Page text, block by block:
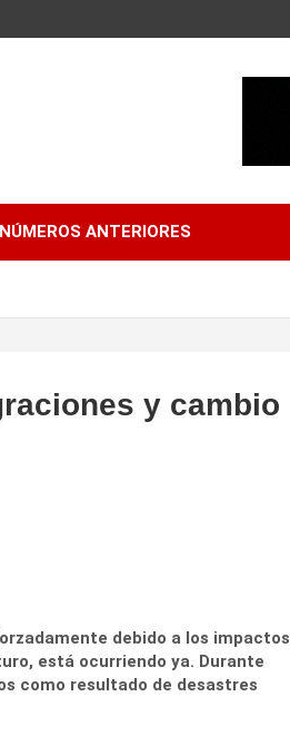
NÚMEROS ANTERIORES
y cambio
debido a los impactos
está ocurriendo ya. Durante
como resultado de desastres